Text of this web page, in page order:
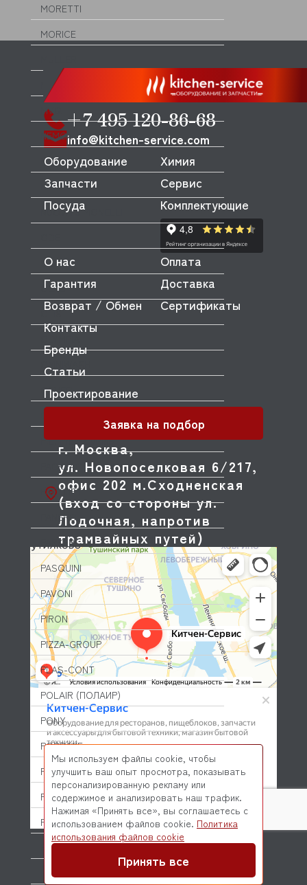
MORETTI
MORICE
MUSSO
MVQ
NEMOX
NOPEIN
NTF
NUOVA SIMONELLI
OEM
OLAB
OLIS
OMNIWASH
ORVED
P.L. Proff Cuisine
PACKVAC
PACOJET
PANERO
PARKER
PASQUINI
PAVONI
PIRON
PIZZA-GROUP
PLAS-CONT
POLAIR (ПОЛАИР)
PONY
POPCAKE
PRATICA
PRIMAX
PRIMUS
PRISMAFOOD
PROBAR
+7 495 120-86-68
info@kitchen-service.com
г. Москва,
ул. Новопоселковая 6/217,
офис 202 м.Сходненская
(вход со стороны ул.
Лодочная, напротив
трамвайных путей)
Оборудование
Запчасти
Посуда
Химия
Сервис
Комплектующие
О нас
Оплата
Гарантия
Доставка
Возврат / Обмен
Сертификаты
Контакты
Бренды
Статьи
Проектирование
Заявка на подбор
© 2026 Kitchen-Service.com Интернет-магазин запчастей
и оборудования профессиональной кухни
Мы используем файлы cookie, чтобы
улучшить ваш опыт просмотра, показывать
персонализированную рекламу или
содержимое и анализировать наш трафик.
Нажимая «Принять все», вы соглашаетесь с
использованием файлов cookie. Политика
использования файлов cookie
Принять все